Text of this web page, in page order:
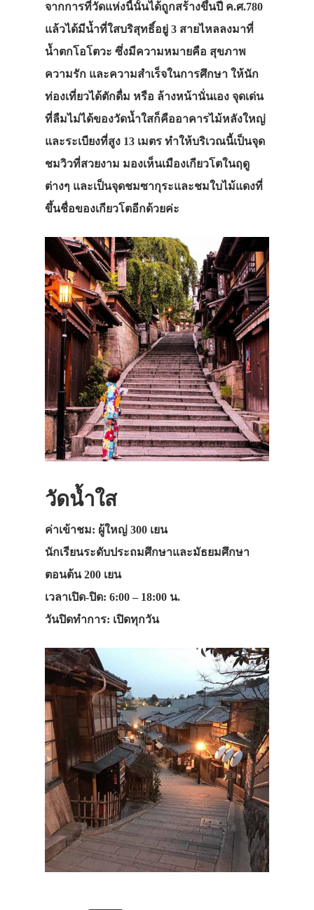
จากการที่วัดแห่งนี้นั้นได้ถูกสร้างขึ้นปี ค.ศ.780
แล้วได้มีน้ำที่ใสบริสุทธิ์อยู่ 3 สายไหลลงมาที่
น้ำตกโอโตวะ ซึ่งมีความหมายคือ สุขภาพ
ความรัก และความสำเร็จในการศึกษา ให้นัก
ท่องเที่ยวได้ตักดื่ม หรือ ล้างหน้านั่นเอง จุดเด่น
ที่ลืมไม่ได้ของวัดน้ำใสก็คืออาคารไม้หลังใหญ่
และระเบียงที่สูง 13 เมตร ทำให้บริเวณนี้เป็นจุด
ชมวิวที่สวยงาม มองเห็นเมืองเกียวโตในฤดู
ต่างๆ และเป็นจุดชมซากุระและชมใบไม้แดงที่
ขึ้นชื่อของเกียวโตอีกด้วยค่ะ
วัดน้ำใส
ค่าเข้าชม: ผู้ใหญ่ 300 เยน
นักเรียนระดับประถมศึกษาและมัธยมศึกษา
ตอนต้น 200 เยน
เวลาเปิด-ปิด: 6:00 – 18:00 น.
วันปิดทำการ: เปิดทุกวัน